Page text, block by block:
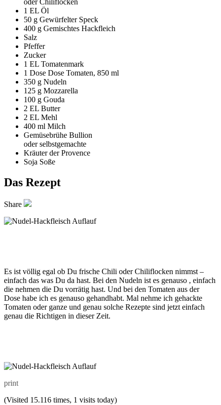
1 EL Öl
50 g Gewürfelter Speck
400 g Gemischtes Hackfleich
Salz
Pfeffer
Zucker
1 EL Tomatenmark
1 Dose Dose Tomaten, 850 ml
350 g Nudeln
125 g Mozzarella
100 g Gouda
2 EL Butter
2 EL Mehl
400 ml Milch
Gemüsebrühe Bullion
oder selbstgemachte
Kräuter der Provence
Soja Soße
Das Rezept
Share
Es ist völlig egal ob Du frische Chili oder Chiliflocken nimmst –
einfach das was Du da hast. Bei den Nudeln ist es genauso , einfach
die nehmen die Du vorrätig hast. Und bei den Tomaten aus der
Dose habe ich es genauso gehandhabt. Mal nehme ich gehackte
Tomaten oder ganze und genau solche Rezepte sind jetzt einfach
genau die Richtigen in dieser Zeit.
print
(Visited 15.116 times, 1 visits today)